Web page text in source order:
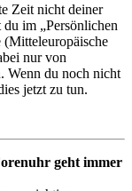
Zeit nicht deiner
im „Persönlichen
(Mitteleuropäische
nur von
Wenn du noch nicht
jetzt zu tun.
geht immer